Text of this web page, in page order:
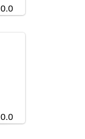
0.0
0.0